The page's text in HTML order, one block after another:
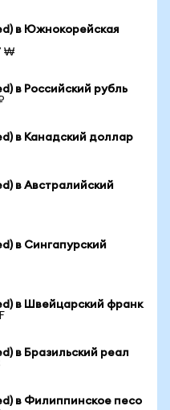
в Южнокорейская
₩
в Российский рубль
в Канадский доллар
в Австралийский
в Сингапурский
в Швейцарский франк
в Бразильский реал
в Филиппинское песо